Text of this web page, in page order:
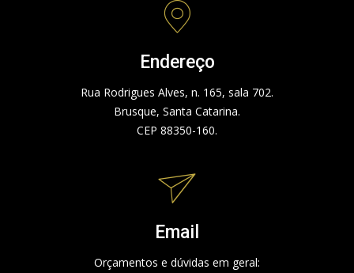
Endereço
Rua Rodrigues Alves, n. 165, sala 702.
Brusque, Santa Catarina.
CEP 88350-160.
Email
Orçamentos e dúvidas em geral: